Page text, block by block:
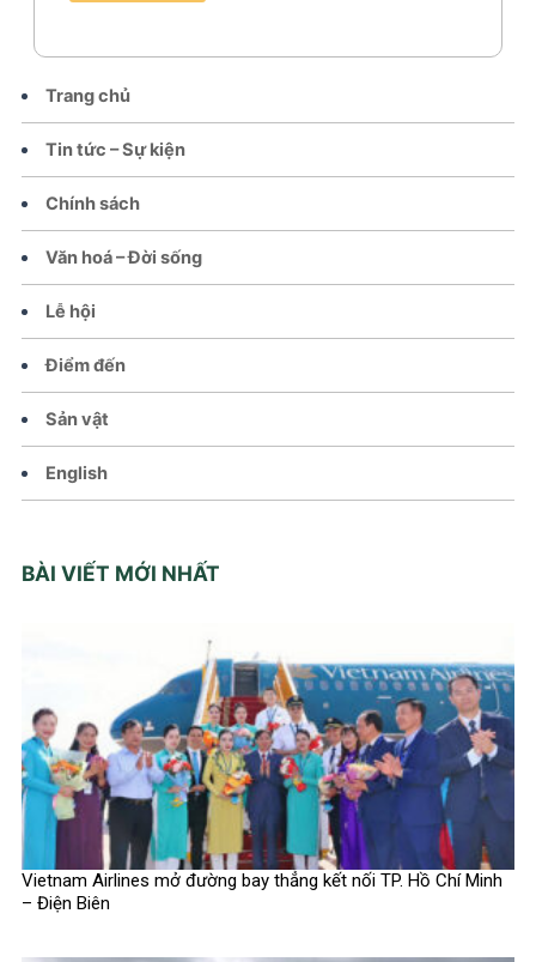
Trang chủ
Tin tức – Sự kiện
Chính sách
Văn hoá – Đời sống
Lễ hội
Điểm đến
Sản vật
English
BÀI VIẾT MỚI NHẤT
Vietnam Airlines mở đường bay thẳng kết nối TP. Hồ Chí Minh
– Điện Biên